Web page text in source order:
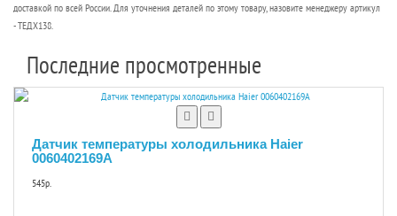
доставкой по всей России. Для уточнения деталей по этому товару, назовите менеджеру артикул
- ТЕДХ138.
Последние просмотренные
Датчик температуры холодильника Haier
0060402169A
545р.